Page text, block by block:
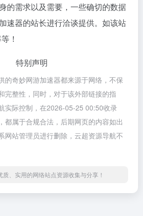
的需求以及需要，一些确切的数据
速器的站长进行洽谈提供。如该站
！
特别声明
的奇妙网游加速器都来源于网络，不保
完整性，同时，对于该外部链接的指
实际控制，在2026-05-25 00:50收录
都属于合规合法，后期网页的内容如出
网站管理员进行删除，云超资源导航不
、实用的网络站点资源收集与分享！